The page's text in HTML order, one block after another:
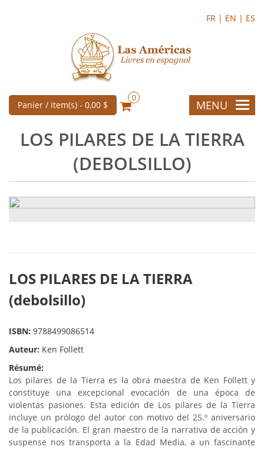
FR | EN | ES
Panier / item(s) - 0,00 $
0
MENU
LOS PILARES DE LA TIERRA
(DEBOLSILLO)
LOS PILARES DE LA TIERRA
(debolsillo)
ISBN: 9788499086514
Auteur: Ken Follett
Résumé:
Los pilares de la Tierra es la obra maestra de Ken Follett y
constituye una excepcional evocación de una época de
violentas pasiones. Esta edición de Los pilares de la Tierra
incluye un prólogo del autor con motivo del 25.º aniversario
de la publicación. El gran maestro de la narrativa de acción y
suspense nos transporta a la Edad Media, a un fascinante